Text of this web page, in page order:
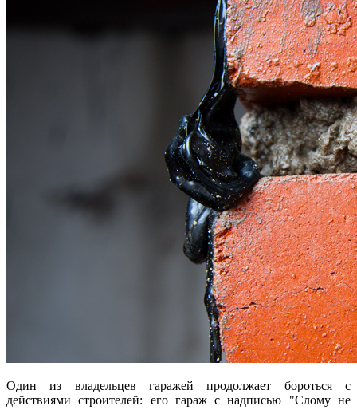
Один из владельцев гаражей продолжает бороться с
действиями строителей: его гараж с надписью "Слому не